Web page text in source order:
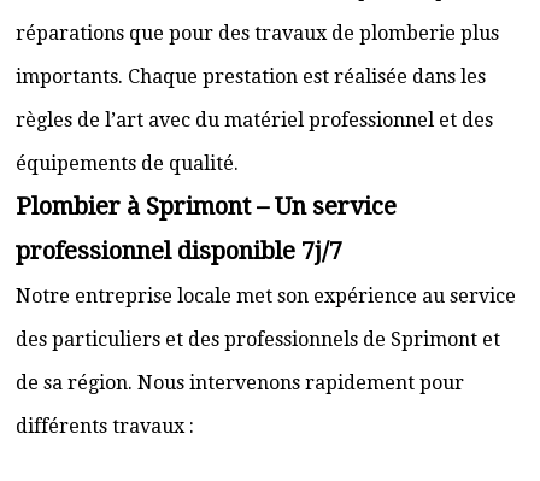
réparations que pour des travaux de plomberie plus
importants. Chaque prestation est réalisée dans les
règles de l’art avec du matériel professionnel et des
équipements de qualité.
Plombier à Sprimont – Un service
professionnel disponible 7j/7
Notre entreprise locale met son expérience au service
des particuliers et des professionnels de Sprimont et
de sa région. Nous intervenons rapidement pour
différents travaux :